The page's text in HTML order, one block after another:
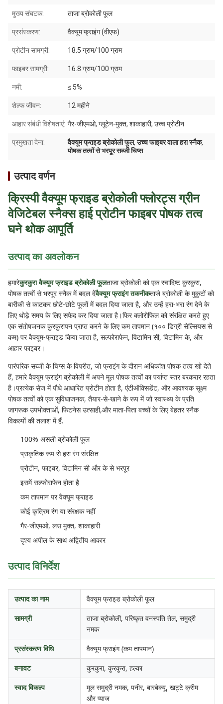
मुख्य संघटक: ताजा ब्रोकोली फूल
प्रसंस्करण: वैक्यूम फ्राइंग (वीएफ)
प्रोटीन सामग्री: 18.5 ग्राम/100 ग्राम
फाइबर सामग्री: 16.8 ग्राम/100 ग्राम
नमी: ≤ 5%
शेल्फ जीवन: 12 महीने
आहार संबंधी विशेषताएं: गैर-जीएमओ, ग्लूटेन-मुक्त, शाकाहारी, उच्च प्रोटीन
प्रमुखता देना: वैक्यूम फ्राइड ब्रोकोली फूल,उच्च फाइबर वाला हरा स्नैक,
पोषक तत्वों से भरपूर सब्जी चिप्स
उत्पाद वर्णन
क्रिस्पी वैक्यूम फ्राइड ब्रोकोली फ्लोरट्स ग्रीन
वेजिटेबल स्नैक्स हाई प्रोटीन फाइबर पोषक तत्व
घने थोक आपूर्ति
उत्पाद का अवलोकन
हमारेकुरकुरा वैक्यूम फ्राइड ब्रोकोली फूलताजा ब्रोकोली को एक स्वादिष्ट कुरकुरा,
पोषक तत्वों से भरपूर स्नैक में बदल देंवैक्यूम फ्राइंग तकनीकताजे ब्रोकोली के मुकुटों को
बारीकी से काटकर छोटे-छोटे फूलों में बदल दिया जाता है, और उन्हें हरा-भरा रंग देने के
लिए थोड़े समय के लिए सफेद कर दिया जाता है।फिर क्लोरोफिल को संरक्षित करते हुए
एक संतोषजनक कुरकुरापन प्राप्त करने के लिए कम तापमान (१०० डिग्री सेल्सियस से
कम) पर वैक्यूम-फ्राइड किया जाता है, सल्फोराफेन, विटामिन सी, विटामिन के, और
आहार फाइबर।
पारंपरिक सब्जी के चिप्स के विपरीत, जो फ्राइंग के दौरान अधिकांश पोषक तत्व खो देते
हैं, हमारे वैक्यूम फ्राइंग ब्रोकोली में अपने मूल पोषक तत्वों का पर्याप्त स्तर बरकरार रहता
है।प्रत्येक सेज में पौधे आधारित प्रोटीन होता है, एंटीऑक्सिडेंट, और आवश्यक सूक्ष्म
पोषक तत्वों को एक सुविधाजनक, तैयार-से-खाने के रूप में जो स्वास्थ्य के प्रति
जागरूक उपभोक्ताओं, फिटनेस उत्साही,और माता-पिता बच्चों के लिए बेहतर स्नैक
विकल्पों की तलाश में हैं.
100% असली ब्रोकोली फूल
प्राकृतिक रूप से हरा रंग संरक्षित
प्रोटीन, फाइबर, विटामिन सी और के से भरपूर
इसमें सल्फोराफेन होता है
कम तापमान पर वैक्यूम फ्राइड
कोई कृत्रिम रंग या संरक्षक नहीं
गैर-जीएमओ, लस मुक्त, शाकाहारी
दृश्य अपील के साथ अद्वितीय आकार
उत्पाद विनिर्देश
उत्पाद का नाम वैक्यूम फ्राइड ब्रोकोली फूल
सामग्री
ताजा ब्रोकोली, परिष्कृत वनस्पति तेल, समुद्री
नमक
प्रसंस्करण विधि वैक्यूम फ्राइंग (कम तापमान)
बनावट कुरकुरा, कुरकुरा, हल्का
स्वाद विकल्प
मूल समुद्री नमक, पनीर, बारबेक्यू, खट्टे क्रीम
और प्याज